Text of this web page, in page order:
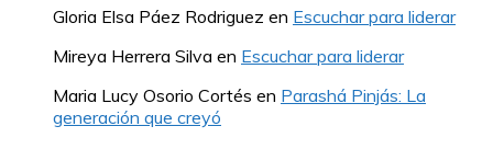
Gloria Elsa Páez Rodriguez en Escuchar para liderar
Mireya Herrera Silva en Escuchar para liderar
Maria Lucy Osorio Cortés en Parashá Pinjás: La
generación que creyó